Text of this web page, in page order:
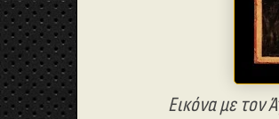
Εικόνα με τον